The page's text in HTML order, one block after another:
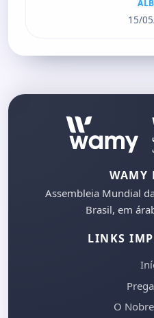
15/
WAMY
Assembleia Mundial
Brasil, em
LINKS
O